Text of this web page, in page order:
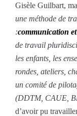
Gisèle Guilbart,
une méthode de
:communication
de travail
les enfants, les
rondes, ateliers,
un comité de
(DDTM, CAUE,
d’avoir pu